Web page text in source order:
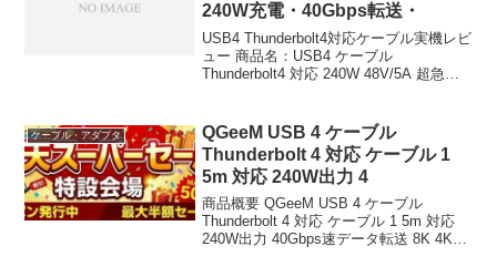
240W充電・40Gbps転送・
USB4 Thunderbolt4対応ケーブル実機レビ
ュー 商品名：USB4 ケーブル
Thunderbolt4 対応 240W 48V/5A 超急速
ケーブル・アダプタ
QGeeM USB 4 ケーブル
Thunderbolt 4 対応 ケーブル 1
5m 対応 240W出力 4
商品概要 QGeeM USB 4 ケーブル
Thunderbolt 4 対応 ケーブル 1 5m 対応
240W出力 40Gbps速データ転送 8K 4K